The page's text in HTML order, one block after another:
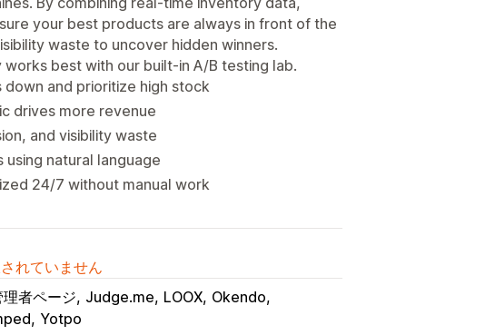
your best products are always in front of the
waste to uncover hidden winners.
best with our built-in A/B testing lab.
and prioritize high stock
drives more revenue
and visibility waste
natural language
24/7 without manual work
れていません
者ページ Judge.me LOOX Okendo
Yotpo